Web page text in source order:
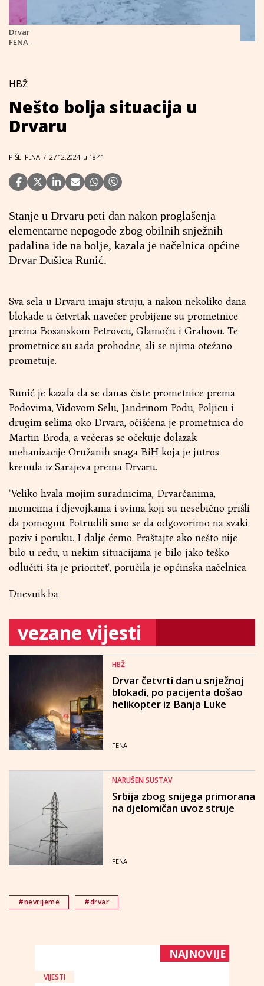
Drvar
FENA -
HBŽ
Nešto bolja situacija u
Drvaru
PIŠE: FENA / 27.12.2024. u 18:41
Stanje u Drvaru peti dan nakon proglašenja
elementarne nepogode zbog obilnih snježnih
padalina ide na bolje, kazala je načelnica općine
Drvar Dušica Runić.
Sva sela u Drvaru imaju struju, a nakon nekoliko dana
blokade u četvrtak navečer probijene su prometnice
prema Bosanskom Petrovcu, Glamoču i Grahovu. Te
prometnice su sada prohodne, ali se njima otežano
prometuje.
Runić je kazala da se danas čiste prometnice prema
Podovima, Vidovom Selu, Jandrinom Podu, Poljicu i
drugim selima oko Drvara, očišćena je prometnica do
Martin Broda, a večeras se očekuje dolazak
mehanizacije Oružanih snaga BiH koja je jutros
krenula iz Sarajeva prema Drvaru.
"Veliko hvala mojim suradnicima, Drvarčanima,
momcima i djevojkama i svima koji su nesebično prišli
da pomognu. Potrudili smo se da odgovorimo na svaki
poziv i poruku. I dalje ćemo. Praštajte ako nešto nije
bilo u redu, u nekim situacijama je bilo jako teško
odlučiti šta je prioritet", poručila je općinska načelnica.
Dnevnik.ba
vezane vijesti
HBŽ
Drvar četvrti dan u snježnoj
blokadi, po pacijenta došao
helikopter iz Banja Luke
FENA
NARUŠEN SUSTAV
Srbija zbog snijega primorana
na djelomičan uvoz struje
FENA
#nevrijeme #drvar
NAJNOVIJE
VIJESTI